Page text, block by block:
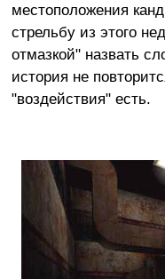
местоположения
стрельбу из этого
отмазкой" назвать
история не
"воздействия" есть.